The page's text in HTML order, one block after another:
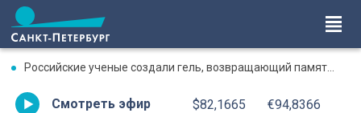
Российские ученые создали гель, возвращающий память после травмы
Смотреть эфир $82,1665 €94,8366